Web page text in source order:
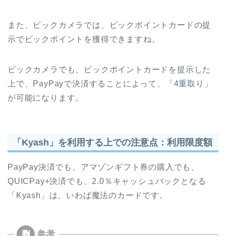
また、ビックカメラでは、ビックポイントカードの提
示でビックポイントを獲得できますね。
ビックカメラでも、ビックポイントカードを提示した
上で、PayPayで決済することによって、「4重取り」
が可能になります。
「Kyash」を利用する上での注意点：利用限度額
PayPay決済でも、アマゾンギフト券の購入でも、
QUICPay+決済でも、2.0％キャッシュバックとなる
「Kyash」は、いわば魔法のカードです。